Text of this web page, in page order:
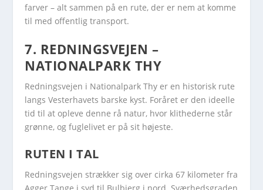
farver – alt sammen på en rute, der er nem at komme
til med offentlig transport.
7. REDNINGSVEJEN –
NATIONALPARK THY
Redningsvejen i Nationalpark Thy er en historisk rute
langs Vesterhavets barske kyst. Foråret er den ideelle
tid til at opleve denne rå natur, hvor klithederne står
grønne, og fuglelivet er på sit højeste.
RUTEN I TAL
Redningsvejen strækker sig over cirka 67 kilometer fra